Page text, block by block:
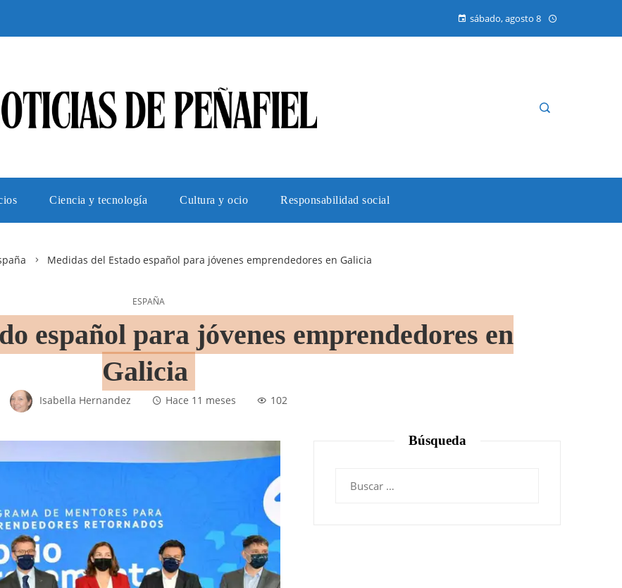
sábado, agosto 8
Ciencia y tecnología Cultura y ocio Responsabilidad social
Medidas del Estado español para jóvenes emprendedores en Galicia
ESPAÑA
español para jóvenes emprendedores en
Galicia
Isabella Hernandez Hace 11 meses 102
Búsqueda